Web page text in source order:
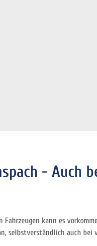
- Auch
kann es
selbstverständlich auch bei